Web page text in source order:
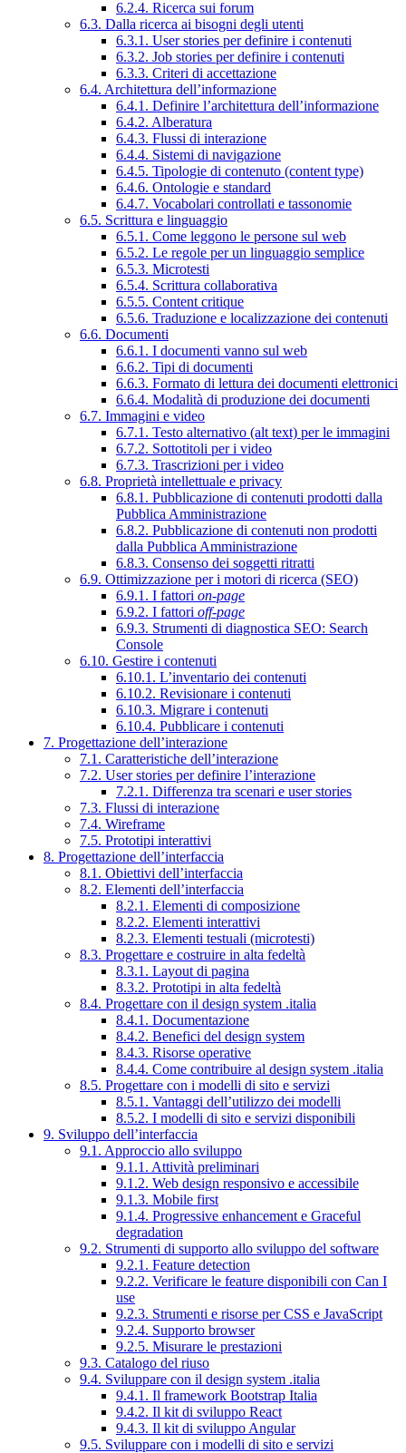
6.2.4. Ricerca sui forum
6.3. Dalla ricerca ai bisogni degli utenti
6.3.1. User stories per definire i contenuti
6.3.2. Job stories per definire i contenuti
6.3.3. Criteri di accettazione
6.4. Architettura dell’informazione
6.4.1. Definire l’architettura dell’informazione
6.4.2. Alberatura
6.4.3. Flussi di interazione
6.4.4. Sistemi di navigazione
6.4.5. Tipologie di contenuto (content type)
6.4.6. Ontologie e standard
6.4.7. Vocabolari controllati e tassonomie
6.5. Scrittura e linguaggio
6.5.1. Come leggono le persone sul web
6.5.2. Le regole per un linguaggio semplice
6.5.3. Microtesti
6.5.4. Scrittura collaborativa
6.5.5. Content critique
6.5.6. Traduzione e localizzazione dei contenuti
6.6. Documenti
6.6.1. I documenti vanno sul web
6.6.2. Tipi di documenti
6.6.3. Formato di lettura dei documenti elettronici
6.6.4. Modalità di produzione dei documenti
6.7. Immagini e video
6.7.1. Testo alternativo (alt text) per le immagini
6.7.2. Sottotitoli per i video
6.7.3. Trascrizioni per i video
6.8. Proprietà intellettuale e privacy
6.8.1. Pubblicazione di contenuti prodotti dalla
Pubblica Amministrazione
6.8.2. Pubblicazione di contenuti non prodotti
dalla Pubblica Amministrazione
6.8.3. Consenso dei soggetti ritratti
6.9. Ottimizzazione per i motori di ricerca (SEO)
6.9.1. I fattori on-page
6.9.2. I fattori off-page
6.9.3. Strumenti di diagnostica SEO: Search
Console
6.10. Gestire i contenuti
6.10.1. L’inventario dei contenuti
6.10.2. Revisionare i contenuti
6.10.3. Migrare i contenuti
6.10.4. Pubblicare i contenuti
7. Progettazione dell’interazione
7.1. Caratteristiche dell’interazione
7.2. User stories per definire l’interazione
7.2.1. Differenza tra scenari e user stories
7.3. Flussi di interazione
7.4. Wireframe
7.5. Prototipi interattivi
8. Progettazione dell’interfaccia
8.1. Obiettivi dell’interfaccia
8.2. Elementi dell’interfaccia
8.2.1. Elementi di composizione
8.2.2. Elementi interattivi
8.2.3. Elementi testuali (microtesti)
8.3. Progettare e costruire in alta fedeltà
8.3.1. Layout di pagina
8.3.2. Prototipi in alta fedeltà
8.4. Progettare con il design system .italia
8.4.1. Documentazione
8.4.2. Benefici del design system
8.4.3. Risorse operative
8.4.4. Come contribuire al design system .italia
8.5. Progettare con i modelli di sito e servizi
8.5.1. Vantaggi dell’utilizzo dei modelli
8.5.2. I modelli di sito e servizi disponibili
9. Sviluppo dell’interfaccia
9.1. Approccio allo sviluppo
9.1.1. Attività preliminari
9.1.2. Web design responsivo e accessibile
9.1.3. Mobile first
9.1.4. Progressive enhancement e Graceful
degradation
9.2. Strumenti di supporto allo sviluppo del software
9.2.1. Feature detection
9.2.2. Verificare le feature disponibili con Can I
use
9.2.3. Strumenti e risorse per CSS e JavaScript
9.2.4. Supporto browser
9.2.5. Misurare le prestazioni
9.3. Catalogo del riuso
9.4. Sviluppare con il design system .italia
9.4.1. Il framework Bootstrap Italia
9.4.2. Il kit di sviluppo React
9.4.3. Il kit di sviluppo Angular
9.5. Sviluppare con i modelli di sito e servizi